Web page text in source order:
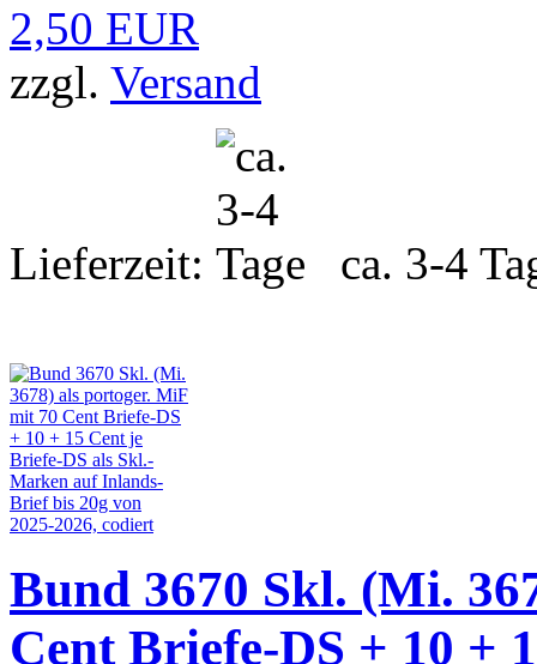
2,50 EUR
zzgl. Versand
Lieferzeit: ca. 3-4
Bund 3670 Skl. (Mi.
Cent Briefe-DS + 10 +